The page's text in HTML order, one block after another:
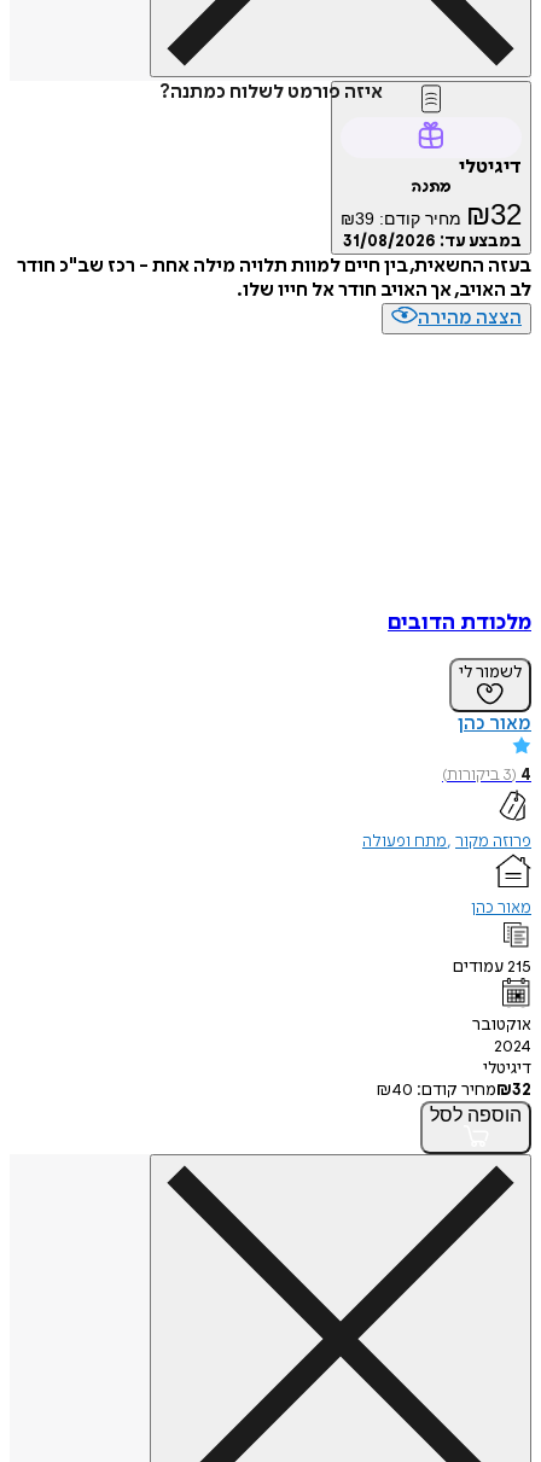
איזה פורמט לשלוח כמתנה?
₪ מחיר קודם: ₪39
עד:31/08/2026
החשאית, בין חיים למוות תלויה מילה אחת - רכז שב"כ חודר
אך האויב חודר אל חייו שלו.
מהירה
הדובים
לי
כהן
)
מקור מתח ופעולה
קודם:
₪40
לסל